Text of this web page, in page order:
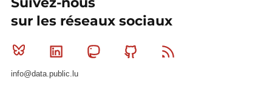
sur les réseaux sociaux
Bluesky Linkedin MastodonGithub
info@data.public.lu